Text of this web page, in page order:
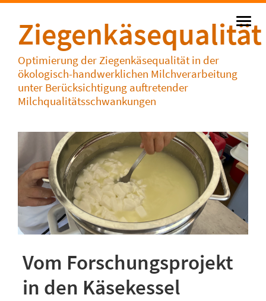
Ziegenkäsequalität
Optimierung der Ziegenkäsequalität in der
ökologisch-handwerklichen Milchverarbeitung
unter Berücksichtigung auftretender
Milchqualitätsschwankungen
Vom Forschungsprojekt
in den Käsekessel